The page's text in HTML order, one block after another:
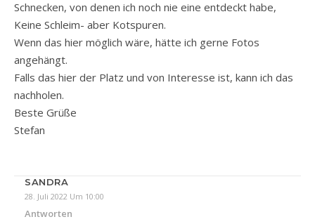
Schnecken, von denen ich noch nie eine entdeckt habe,
Keine Schleim- aber Kotspuren.
Wenn das hier möglich wäre, hätte ich gerne Fotos
angehängt.
Falls das hier der Platz und von Interesse ist, kann ich das
nachholen.
Beste Grüße
Stefan
SANDRA
28. Juli 2022 Um 10:00
Antworten